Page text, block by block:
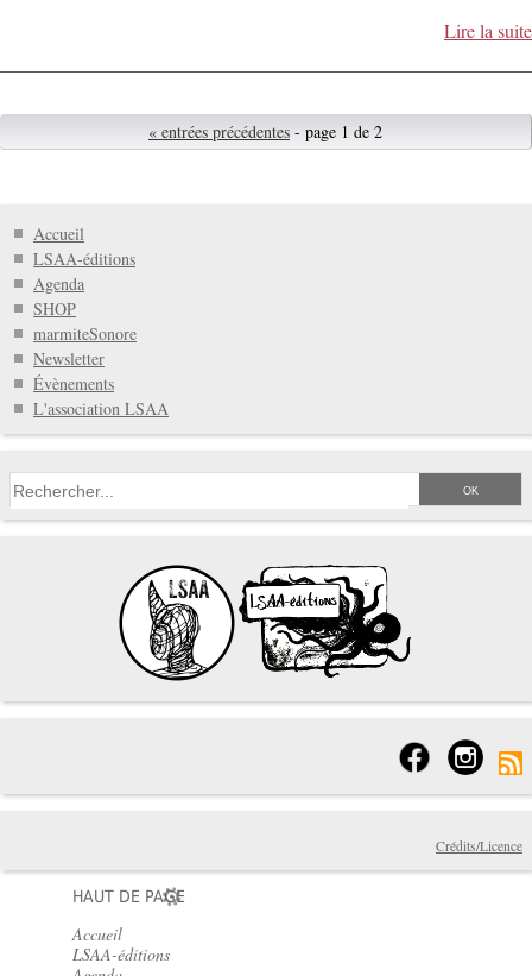
Lire la suite
« entrées précédentes - page 1 de 2
Accueil
LSAA-éditions
Agenda
SHOP
marmiteSonore
Newsletter
Évènements
L'association LSAA
Crédits/Licence
HAUT DE PAGE
Accueil
LSAA-éditions